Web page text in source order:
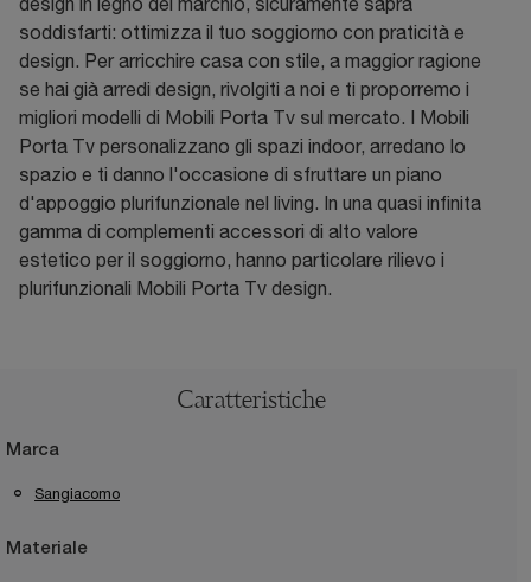
soddisfarti: ottimizza il tuo soggiorno con praticità e
design. Per arricchire casa con stile, a maggior ragione
se hai già arredi design, rivolgiti a noi e ti proporremo i
migliori modelli di Mobili Porta Tv sul mercato. I Mobili
Porta Tv personalizzano gli spazi indoor, arredano lo
spazio e ti danno l'occasione di sfruttare un piano
d'appoggio plurifunzionale nel living. In una quasi infinita
gamma di complementi accessori di alto valore
estetico per il soggiorno, hanno particolare rilievo i
plurifunzionali Mobili Porta Tv design.
Caratteristiche
Marca
Sangiacomo
Materiale